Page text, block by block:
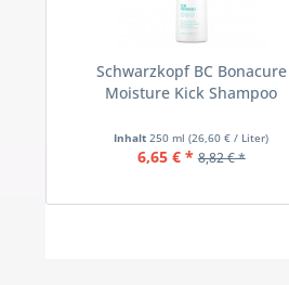
Schwarzkopf BC Bonacure
Moisture Kick Shampoo
Inhalt250 ml(26,60 € / Liter)
6,65 € * 8,82 € *